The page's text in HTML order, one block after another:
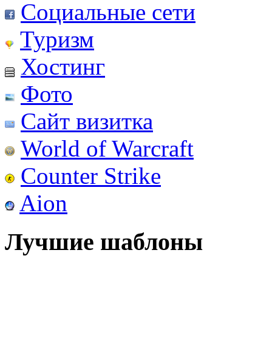
Социальные сети
Туризм
Хостинг
Фото
Сайт визитка
World of Warcraft
Counter Strike
Aion
Лучшие шаблоны